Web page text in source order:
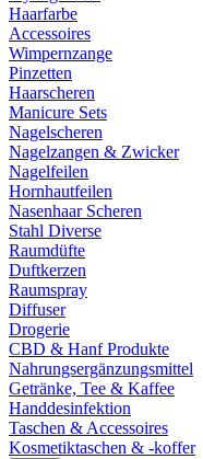
Haarfarbe
Accessoires
Wimpernzange
Pinzetten
Haarscheren
Manicure Sets
Nagelscheren
Nagelzangen & Zwicker
Nagelfeilen
Hornhautfeilen
Nasenhaar Scheren
Stahl Diverse
Raumdüfte
Duftkerzen
Raumspray
Diffuser
Drogerie
CBD & Hanf Produkte
Nahrungsergänzungsmittel
Getränke, Tee & Kaffee
Handdesinfektion
Taschen & Accessoires
Kosmetiktaschen & -koffer